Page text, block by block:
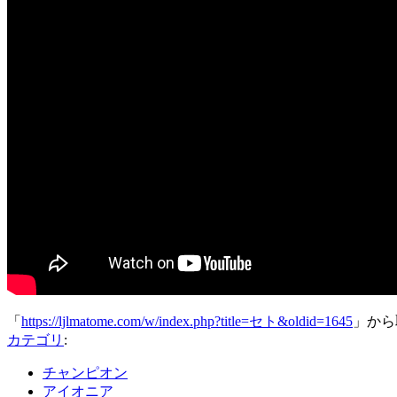
「 https://ljlmatome.com/w/index.php?title=セト&oldid=1645 」か
カテゴリ :
チャンピオン
アイオニア